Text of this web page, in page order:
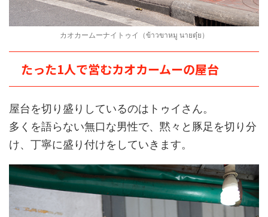
カオカームーナイトゥイ（ข้าวขาหมู นายตุ๋ย）
たった1人で営むカオカームーの屋台
屋台を切り盛りしているのはトゥイさん。
多くを語らない無口な男性で、黙々と豚足を切り分
け、丁寧に盛り付けをしていきます。